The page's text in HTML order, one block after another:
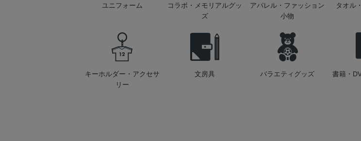
ユニフォーム
コラボ・メモリアルグッ
ズ
アパレル・ファッション
小物
タオル
キーホルダー・アクセサ
リー
文房具 バラエティグッズ 書籍・